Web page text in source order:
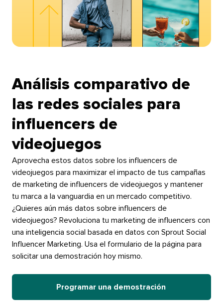
Análisis comparativo de
las redes sociales para
influencers de
videojuegos​​
Aprovecha estos datos sobre los influencers de
videojuegos para maximizar el impacto de tus campañas
de marketing de influencers de videojuegos y mantener
tu marca a la vanguardia en un mercado competitivo.​​
¿Quieres aún más datos sobre influencers de
videojuegos? Revoluciona tu marketing de influencers con
una inteligencia social basada en datos con Sprout Social
Influencer Marketing. Usa el formulario de la página para
solicitar una demostración hoy mismo.​​
Programar una demostración​​